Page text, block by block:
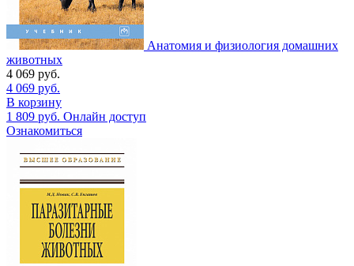
Анатомия и физиология домашних
животных
4 069 руб.
4 069 руб.
В корзину
1 809 руб. Онлайн доступ
Ознакомиться